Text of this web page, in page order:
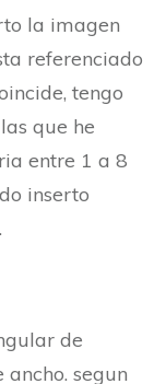
la imagen
referenciado
tengo
que he
entre 1 a 8
inserto
de
segun